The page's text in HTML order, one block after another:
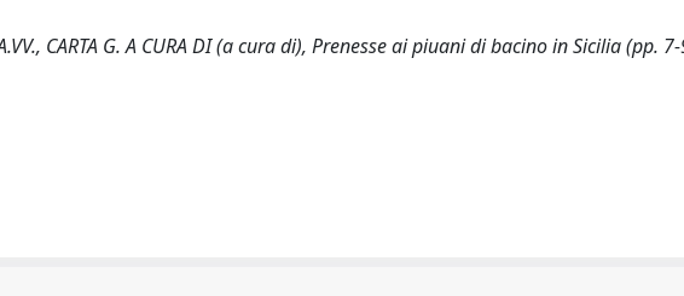
CARTA G. A CURA DI (a cura di), Prenesse ai piuani di bacino in Sicilia (pp. 7-